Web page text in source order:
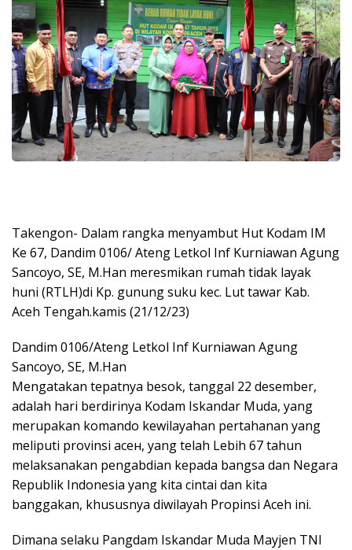
Takengon- Dalam rangka menyambut Hut Kodam IM
Ke 67, Dandim 0106/ Ateng Letkol Inf Kurniawan Agung
Sancoyo, SE, M.Han meresmikan rumah tidak layak
huni (RTLH)di Kp. gunung suku kec. Lut tawar Kab.
Aceh Tengah.kamis (21/12/23)
Dandim 0106/Ateng Letkol Inf Kurniawan Agung
Sancoyo, SE, M.Han
Mengatakan tepatnya besok, tanggal 22 desember,
adalah hari berdirinya Kodam Iskandar Muda, yang
merupakan komando kewilayahan pertahanan yang
meliputi provinsi aсен, yang telah Lebih 67 tahun
melaksanakan pengabdian kepada bangsa dan Negara
Republik Indonesia yang kita cintai dan kita
banggakan, khususnya diwilayah Propinsi Aceh ini.
Dimana selaku Pangdam Iskandar Muda Mayjen TNI